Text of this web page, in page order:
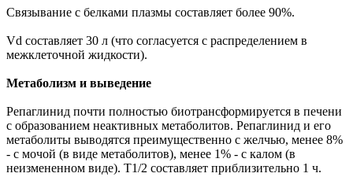
Связывание с белками плазмы составляет более 90%.
Vd составляет 30 л (что согласуется с распределением в
межклеточной жидкости).
Метаболизм и выведение
Репаглинид почти полностью биотрансформируется в печени
с образованием неактивных метаболитов. Репаглинид и его
метаболиты выводятся преимущественно с желчью, менее 8%
- с мочой (в виде метаболитов), менее 1% - с калом (в
неизмененном виде). T1/2 составляет приблизительно 1 ч.